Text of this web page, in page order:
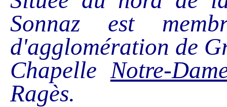
Sonnaz est
d'agglomération de
Chapelle Notre-
Ragès.